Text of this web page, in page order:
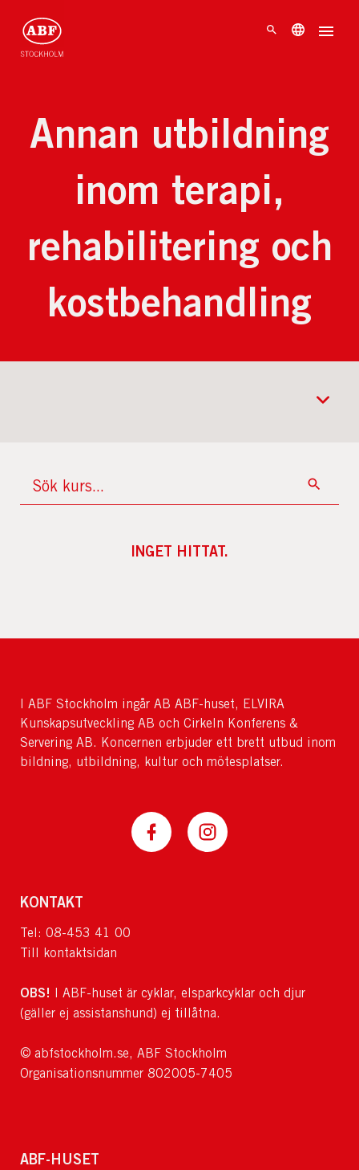
Annan utbildning
inom terapi,
rehabilitering och
kostbehandling
INGET HITTAT.
I ABF Stockholm ingår AB ABF-huset, ELVIRA
Kunskapsutveckling AB och Cirkeln Konferens &
Servering AB. Koncernen erbjuder ett brett utbud inom
bildning, utbildning, kultur och mötesplatser.
KONTAKT
Tel: 08-453 41 00
Till kontaktsidan
OBS! I ABF-huset är cyklar, elsparkcyklar och djur
(gäller ej assistanshund) ej tillåtna.
© abfstockholm.se, ABF Stockholm
Organisationsnummer 802005-7405
ABF-HUSET